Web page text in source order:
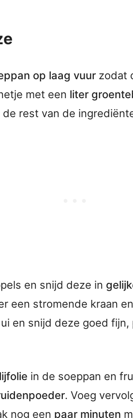
op laag vuurzodat
met een liter
rest van de
en snijd deze in
een stromende kraan
en snijd deze goed
in de soeppan en
. Voeg
nog een paar minuten